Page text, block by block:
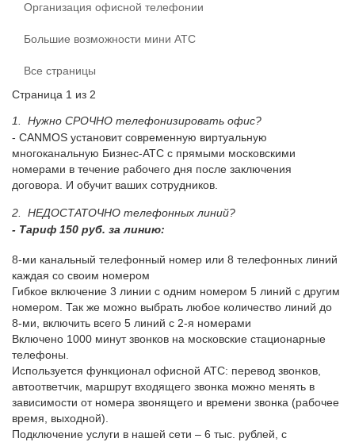
Организация офисной телефонии
Большие возможности мини АТС
Все страницы
Страница 1 из 2
1. Нужно СРОЧНО телефонизировать офис?
- CANMOS установит современную виртуальную
многоканальную Бизнес-АТС с прямыми московскими
номерами в течение рабочего дня после заключения
договора. И обучит ваших сотрудников.
2. НЕДОСТАТОЧНО телефонных линий?
- Тариф 150 руб. за линию:
8-ми канальный телефонный номер или 8 телефонных линий
каждая со своим номером
Гибкое включение 3 линии с одним номером 5 линий с другим
номером. Так же можно выбрать любое количество линий до
8-ми, включить всего 5 линий с 2-я номерами
Включено 1000 минут звонков на московские стационарные
телефоны.
Используется функционал офисной АТС: перевод звонков,
автоответчик, маршрут входящего звонка можно менять в
зависимости от номера звонящего и времени звонка (рабочее
время, выходной).
Подключение услуги в нашей сети – 6 тыс. рублей, с